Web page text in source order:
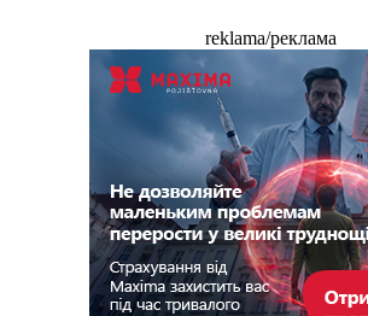
reklama/реклама